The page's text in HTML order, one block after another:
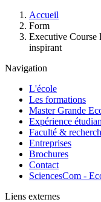
d'Ariane
Accueil
Form
Executive Course
inspirant
Navigation
L'école
Les formations
Master Grande
Expérience
Faculté &
Entreprises
Brochures
Contact
SciencesCom -
Liens externes